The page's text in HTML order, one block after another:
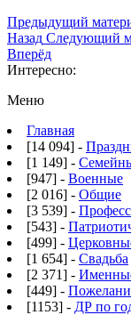
Предыдущий
Назад Следующий
Вперёд
Интересно:
Меню
Главная
[14 094] -
[1 149] -
[947] - Военные
[2 016] - Общие
[3 539] -
[543] -
[499] -
[1 654] - Свадьба
[2 371] -
[449] -
[1153] - ДР по